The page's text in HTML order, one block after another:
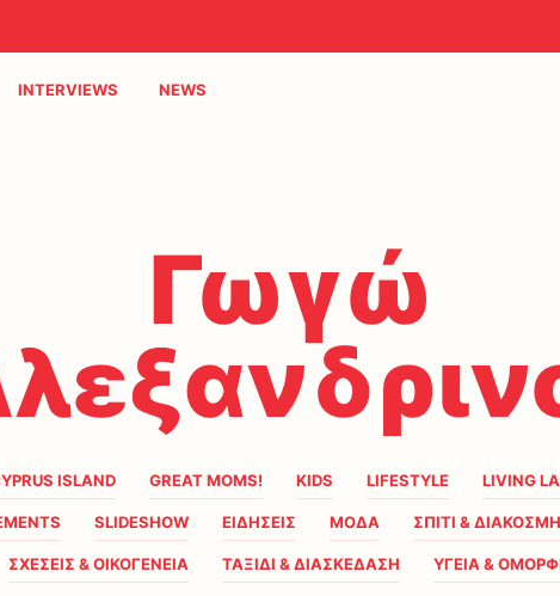
INTERVIEWS NEWS
Γωγώ
ISLAND GREAT MOMS! KIDS LIFESTYLE LIVING
SLIDESHOW ΕΙΔΗΣΕΙΣ ΜΟΔΑ ΣΠΙΤΙ &
ΣΧΕΣΕΙΣ & ΟΙΚΟΓΕΝΕΙΑ ΤΑΞΙΔΙ & ΔΙΑΣΚΕΔΑΣΗ ΥΓΕΙΑ &